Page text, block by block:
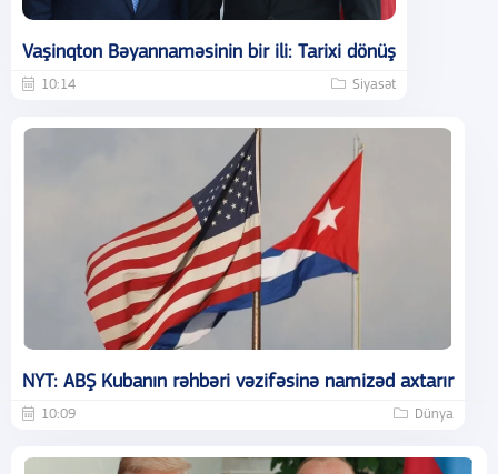
Vaşinqton Bəyannaməsinin bir ili: Tarixi dönüş
10:14 Siyasət
NYT: ABŞ Kubanın rəhbəri vəzifəsinə namizəd axtarır
10:09 Dünya